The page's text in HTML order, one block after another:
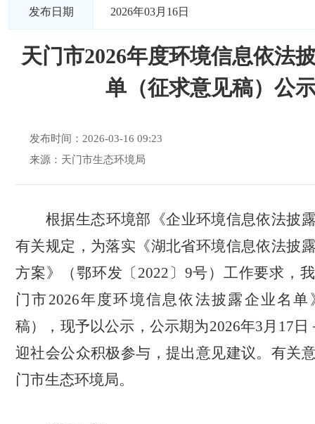
发布日期 2026年03月16日
天门市2026年度环境信息依法
单（征求意见稿）公
发布时间：2026-03-16 09:23
来源：天门市生态环境局
根据生态环境部《企业环境信息依法披
有关规定，为落实《湖北省环境信息依法披
方案》（鄂环发〔 2022〕9号）工作要求，
门市2026年度环境信息依法披露企业名
稿），现予以公示，公示期为2026年3月17 日
迎社会公众积极参与，提出意见建议。有关
门市生态环境局。